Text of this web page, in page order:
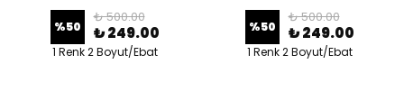
%50
₺ 500.00
₺ 249.00
1 Renk 2 Boyut/Ebat
%50
₺ 500.00
₺ 249.00
1 Renk 2 Boyut/Ebat